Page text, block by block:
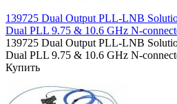
139725 Dual Output PLL-LNB
Dual PLL 9.75 & 10.6 GHz N-
139725 Dual Output PLL-LNB
Dual PLL 9.75 & 10.6 GHz N-
Купить